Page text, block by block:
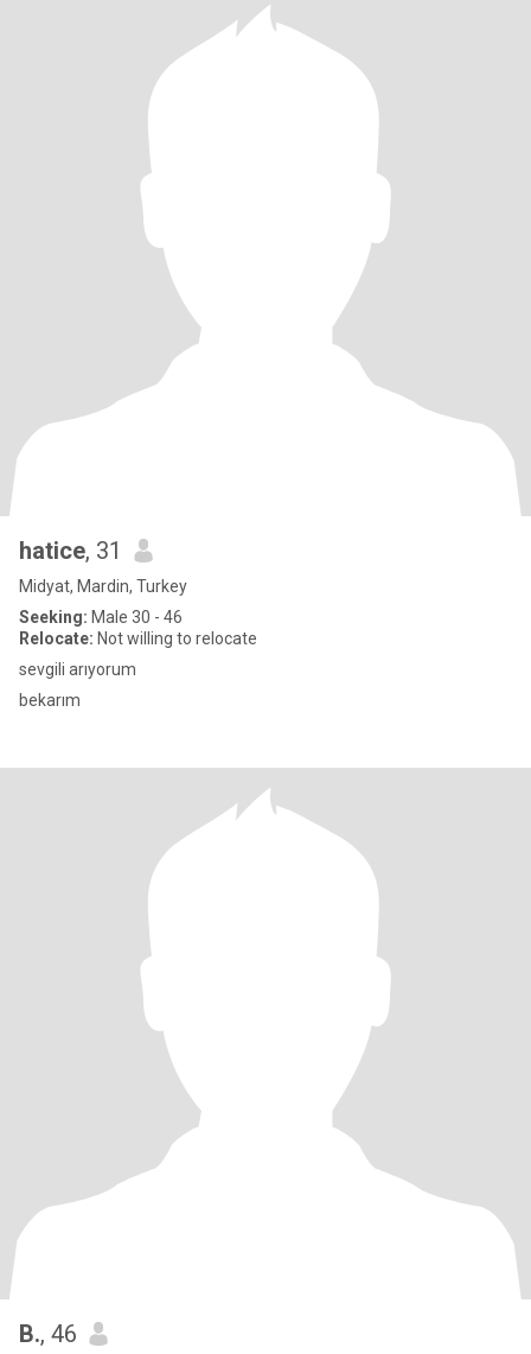
hatice, 31
Midyat, Mardin, Turkey
Seeking: Male 30 - 46
Relocate: Not willing to relocate
sevgili arıyorum
bekarım
B., 46